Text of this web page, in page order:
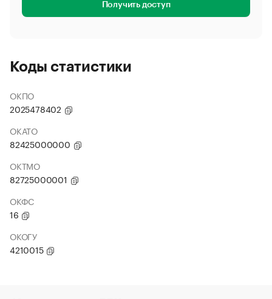
Получить доступ
Коды статистики
ОКПО
2025478402
ОКАТО
82425000000
ОКТМО
82725000001
ОКФС
16
ОКОГУ
4210015